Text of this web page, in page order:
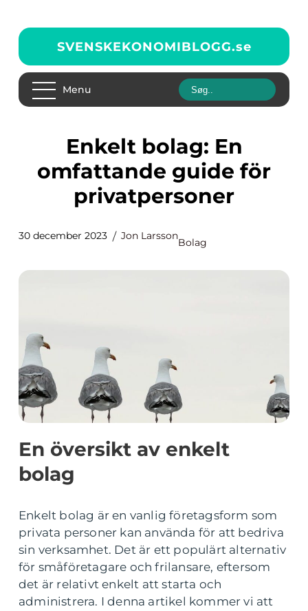
SVENSKEKONOMIBLOGG.se
Menu
Enkelt bolag: En
omfattande guide för
privatpersoner
30 december 2023 Jon Larsson
Bolag
En översikt av enkelt
bolag
Enkelt bolag är en vanlig företagsform som
privata personer kan använda för att bedriva
sin verksamhet. Det är ett populärt alternativ
för småföretagare och frilansare, eftersom
det är relativt enkelt att starta och
administrera. I denna artikel kommer vi att